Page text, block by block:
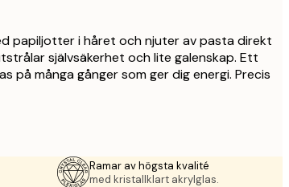
papiljotter i håret och njuter av pasta direkt
självsäkerhet och lite galenskap. Ett
många gånger som ger dig energi. Precis
Ramar av högsta kvalité
med kristallklart akrylglas.